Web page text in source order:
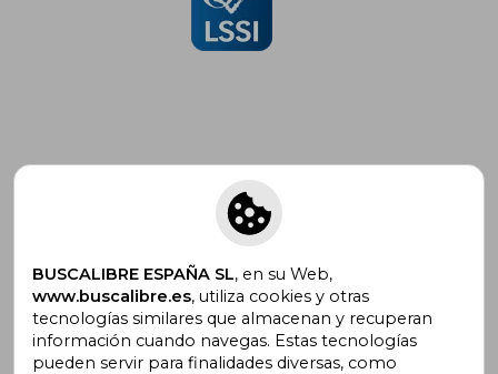
Suscríbete para recibir ofertas y
promociones
¿Necesitas ayuda?
BUSCALIBRE ESPAÑA SL, en su Web,
www.buscalibre.es, utiliza cookies y otras
tecnologías similares que almacenan y recuperan
información cuando navegas. Estas tecnologías
pueden servir para finalidades diversas, como